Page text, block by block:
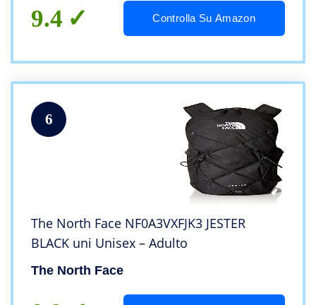
9.4 Controlla Su Amazon
6
The North Face NF0A3VXFJK3 JESTER
BLACK uni Unisex – Adulto
The North Face